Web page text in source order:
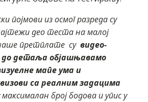
појмови из осмог разреда су
део теста на малој
претплате су видео-
до детаља објашњавамо
мапе ума и
са реалним задацима
број бодова и упис у